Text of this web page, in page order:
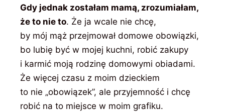
Gdy jednak zostałam mamą, zrozumiałam,
że to nie to. Że ja wcale nie chcę,
by mój mąż przejmował domowe obowiązki,
bo lubię być w mojej kuchni, robić zakupy
i karmić moją rodzinę domowymi obiadami.
Że więcej czasu z moim dzieckiem
to nie „obowiązek”, ale przyjemność i chcę
robić na to miejsce w moim grafiku.